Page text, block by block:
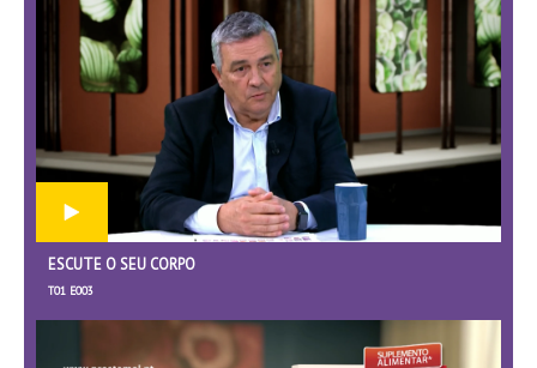
ESCUTE O SEU CORPO
T01 E003